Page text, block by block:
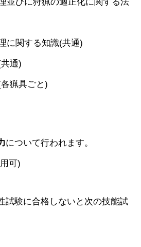
並びに狩猟の適正化に関する法
に関する知識(共通)
通)
猟具ごと)
について行われます。
可)
試験に合格しないと次の技能試